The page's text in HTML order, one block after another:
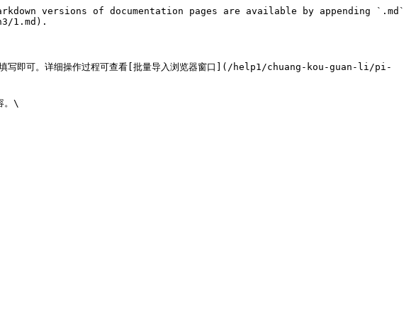
versions of documentation pages are available by appending `.md`
1.md).
例填写即可。详细操作过程可查看[批量导入浏览器窗口](/help1/chuang-kou-guan-li/pi-
。\